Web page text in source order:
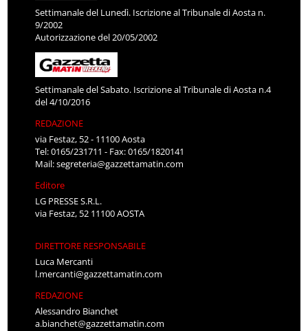
Settimanale del Lunedì. Iscrizione al Tribunale di Aosta n.
9/2002
Autorizzazione del 20/05/2002
Settimanale del Sabato. Iscrizione al Tribunale di Aosta n.4
del 4/10/2016
REDAZIONE
via Festaz, 52 - 11100 Aosta
Tel: 0165/231711 - Fax: 0165/1820141
Mail:segreteria@gazzettamatin.com
Editore
LG PRESSE S.R.L.
via Festaz, 52 11100 AOSTA
DIRETTORE RESPONSABILE
Luca Mercanti
l.mercanti@gazzettamatin.com
REDAZIONE
Alessandro Bianchet
a.bianchet@gazzettamatin.com